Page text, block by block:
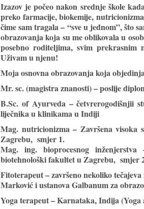
Izazov je počeo nakon srednje škole
preko farmacije, biokemije,
čime sam tragala – “sve u jednom”, što
obrazovanja koja su me oblikovala u
posebno roditeljima, svim
Uživam u njenu!
Moja osnovna obrazovanja koja
Mr. sc. (magistra znanosti) – poslije
B.Sc. of Ayurveda– četvrerogodišnjii
liječnika u klinikama u Indiji
Mag. nutricionizma– Završena visoka
Zagrebu, smjer 1.
Mag. ing. bioprocesnog inženjerstva–
biotehnološki fakultet u Zagrebu, smjer
Fitoterapeut– završeno nekoliko
Marković i ustanova Galbanum za
Yoga terapeut– Karnataka, Indija